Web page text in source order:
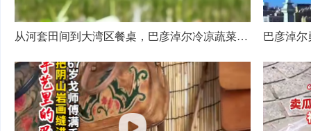
从河套田间到大湾区餐桌，巴彦淖尔冷凉蔬菜销往粤港澳，30小时锁鲜直达终端